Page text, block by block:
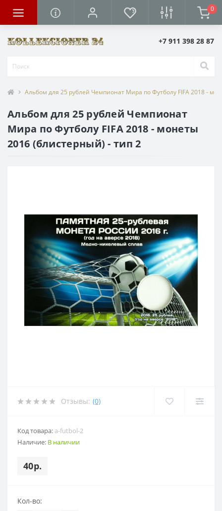
0
+7 911 398 28 87
Альбом для 25 рублей Чемпионат Мира по Футболу FIFA 2018 -
Альбом для 25 рублей Чемпионат
Мира по Футболу FIFA 2018 - монеты
2016 (блистерный) - тип 2
Отзывы: (0)
Код товара: a-futbol-2
Наличие: В наличии
40р.
Кол-во: